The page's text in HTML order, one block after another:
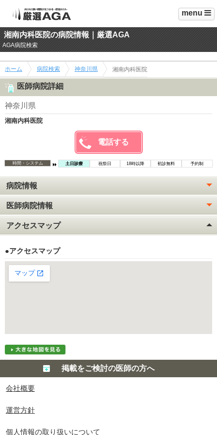
menu
湘南内科医院の病院情報｜厳選AGA
AGA病院検索
ホーム 病院検索 神奈川県 湘南内科医院
医師病院詳細
神奈川県
湘南内科医院
電話する
時間・システム 土日診療 祝祭日 18時以降 初診無料 予約制
病院情報
医師病院情報
アクセスマップ
●アクセスマップ
掲載をご検討の医師の方へ
会社概要
運営方針
個人情報の取り扱いについて